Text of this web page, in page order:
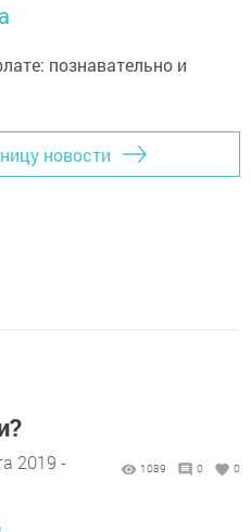
новости
2019 -
1089 0 0